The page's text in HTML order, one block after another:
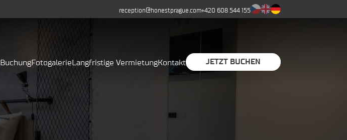
reception@honestprague.com+420 608 544 155
BuchungFotogalerieLangfristige VermietungKontakt JETZT BUCHEN